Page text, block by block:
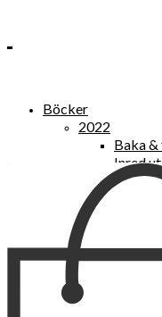
Böcker
2022
Baka
Inred
Power
2021
“Vi vill
Sånger